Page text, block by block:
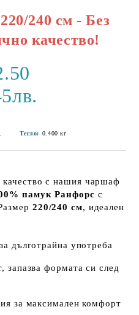
240 см - Без
качество!
Тегло: 0.400 кг
с нашия чаршаф
памук Ранфорс с
220/240 см, идеален
за дълготрайна употреба
, запазва формата си след
за максимален комфорт